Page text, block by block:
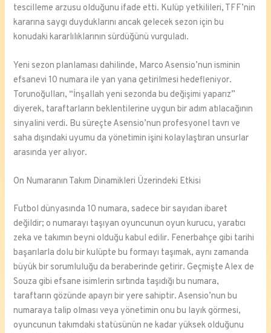
tescilleme arzusu olduğunu ifade etti. Kulüp yetkilileri, TFF’nin
kararına saygı duyduklarını ancak gelecek sezon için bu
konudaki kararlılıklarının sürdüğünü vurguladı.
Yeni sezon planlaması dahilinde, Marco Asensio’nun isminin
efsanevi 10 numara ile yan yana getirilmesi hedefleniyor.
Torunoğulları, “İnşallah yeni sezonda bu değişimi yaparız”
diyerek, taraftarların beklentilerine uygun bir adım atılacağının
sinyalini verdi. Bu süreçte Asensio’nun profesyonel tavrı ve
saha dışındaki uyumu da yönetimin işini kolaylaştıran unsurlar
arasında yer alıyor.
On Numaranın Takım Dinamikleri Üzerindeki Etkisi
Futbol dünyasında 10 numara, sadece bir sayıdan ibaret
değildir; o numarayı taşıyan oyuncunun oyun kurucu, yaratıcı
zeka ve takımın beyni olduğu kabul edilir. Fenerbahçe gibi tarihi
başarılarla dolu bir kulüpte bu formayı taşımak, aynı zamanda
büyük bir sorumluluğu da beraberinde getirir. Geçmişte Alex de
Souza gibi efsane isimlerin sırtında taşıdığı bu numara,
taraftarın gözünde apayrı bir yere sahiptir. Asensio’nun bu
numaraya talip olması veya yönetimin onu bu layık görmesi,
oyuncunun takımdaki statüsünün ne kadar yüksek olduğunu